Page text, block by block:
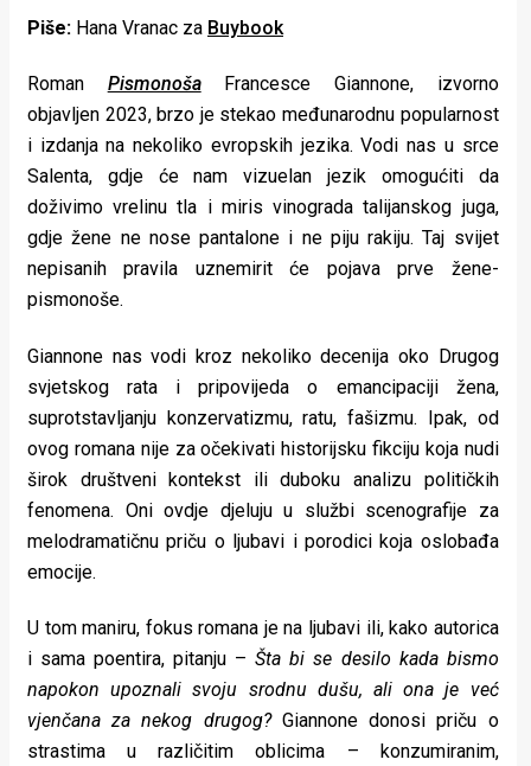
Život
pokretu
Ideje
koje
rade
Urban
Places
Aktivizam
Aktuelnosti
Promo
About
Magazin
Piše: Hana Vranac za Buybook
Roman PismonošaFrancesce Giannone, izvorno
objavljen 2023, brzo je stekao međunarodnu popularnost
i izdanja na nekoliko evropskih jezika. Vodi nas u srce
Salenta, gdje će nam vizuelan jezik omogućiti da
doživimo vrelinu tla i miris vinograda talijanskog juga,
gdje žene ne nose pantalone i ne piju rakiju. Taj svijet
nepisanih pravila uznemirit će pojava prve žene-
pismonoše.
Giannone nas vodi kroz nekoliko decenija oko Drugog
svjetskog rata i pripovijeda o emancipaciji žena,
suprotstavljanju konzervatizmu, ratu, fašizmu. Ipak, od
ovog romana nije za očekivati historijsku fikciju koja nudi
širok društveni kontekst ili duboku analizu političkih
fenomena. Oni ovdje djeluju u službi scenografije za
melodramatičnu priču o ljubavi i porodici koja oslobađa
emocije.
U tom maniru, fokus romana je na ljubavi ili, kako autorica
i sama poentira, pitanju – Šta bi se desilo kada bismo
napokon upoznali svoju srodnu dušu, ali ona je već
vjenčana za nekog drugog?Giannone donosi priču o
strastima u različitim oblicima – konzumiranim,